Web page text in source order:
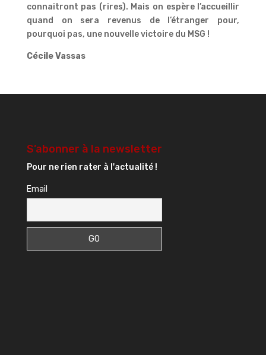
connaitront pas (rires). Mais on espère l’accueillir
quand on sera revenus de l’étranger pour,
pourquoi pas, une nouvelle victoire du MSG !
Cécile Vassas
S’abonner à la newsletter
Pour ne rien rater à l'actualité !
Email